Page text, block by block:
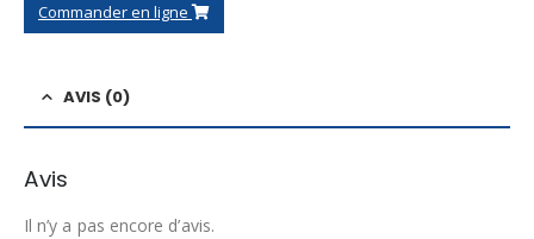
Commander en ligne
AVIS (0)
Avis
Il n’y a pas encore d’avis.